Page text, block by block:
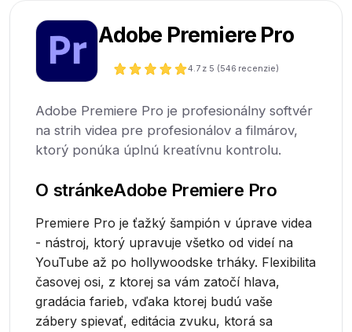
Adobe Premiere Pro
4.7 z 5 (546 recenzie)
Adobe Premiere Pro je profesionálny softvér
na strih videa pre profesionálov a filmárov,
ktorý ponúka úplnú kreatívnu kontrolu.
O stránkeAdobe Premiere Pro
Premiere Pro je ťažký šampión v úprave videa
- nástroj, ktorý upravuje všetko od videí na
YouTube až po hollywoodske trháky. Flexibilita
časovej osi, z ktorej sa vám zatočí hlava,
gradácia farieb, vďaka ktorej budú vaše
zábery spievať, editácia zvuku, ktorá sa